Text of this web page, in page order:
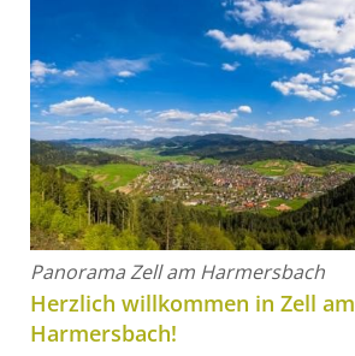
Panorama Zell am Harmersbach
Herzlich willkommen in Zell am
Harmersbach!